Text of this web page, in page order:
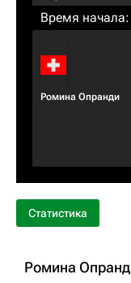
Время начала:
Ромина Опранди
Статистика
Ромина